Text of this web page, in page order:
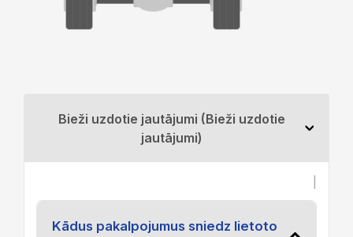
Bieži uzdotie jautājumi (Bieži uzdotie
jautājumi)
Kādus pakalpojumus sniedz lietoto